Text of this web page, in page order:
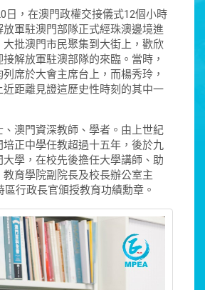
，在澳門政權交接儀式12個小時
放軍駐澳門部隊正式經珠澳邊境進
大批澳門市民聚集到大街上，歡欣
解放軍駐澳部隊的來臨。當時，
席於大會主席台上，而楊秀玲，
近距離見證這歷史性時刻的其中一
澳門資深教師、學者。由上世紀
培正中學任教超過十五年，後於九
學，在校先後擔任大學講師、助
育學院副院長及校長辦公室主
區行政長官頒授教育功績勳章。